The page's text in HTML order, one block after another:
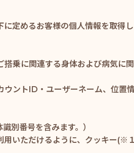
定めるお客様の個人情報を取得し
乗に関連する身体および病気に
ントID・ユーザーネーム、位置
別番号を含みます。）
いただけるように、クッキー